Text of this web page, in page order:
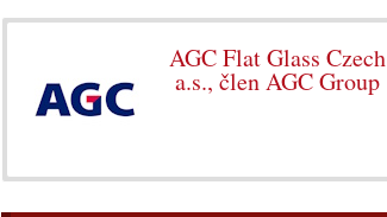
AGC Flat Glass Czech
a.s., člen AGC Group